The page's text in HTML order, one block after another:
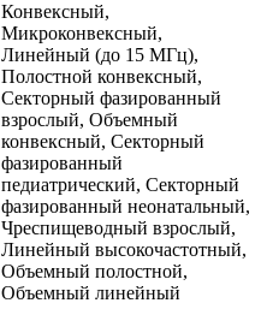
Конвексный,
Микроконвексный,
Линейный (до 15 МГц),
Полостной конвексный,
Секторный фазированный
взрослый, Объемный
конвексный, Секторный
фазированный
педиатрический, Секторный
фазированный неонатальный,
Чреспищеводный взрослый,
Линейный высокочастотный,
Объемный полостной,
Объемный линейный